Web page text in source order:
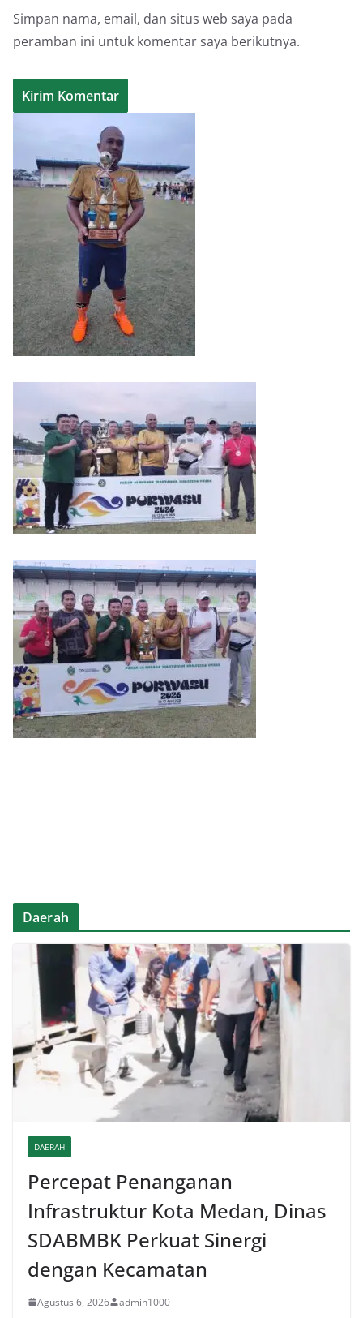
Simpan nama, email, dan situs web saya pada
peramban ini untuk komentar saya berikutnya.
Daerah
DAERAH
Percepat Penanganan
Infrastruktur Kota Medan, Dinas
SDABMBK Perkuat Sinergi
dengan Kecamatan
Agustus 6, 2026 admin1000